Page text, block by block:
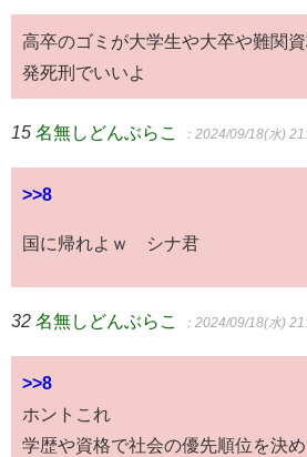
高卒のゴミが大学生や大卒や難関
発死刑でいいよ
15 名無しどんぶらこ ：2024/09/18(水)
>>8
国に帰れよｗ シナ君
32 名無しどんぶらこ ：2024/09/18(水)
>>8
ホントこれ
学歴や資格で社会の優先順位を決